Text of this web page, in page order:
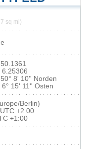
sq mi)
50.1361
6.25306
50° 8' 10'' Norden
6° 15' 11'' Osten
Berlin)
+2:00
+1:00